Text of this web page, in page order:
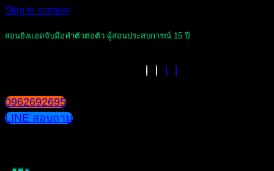
Skip to content
สอนยิงแอดจับมือทำตัวต่อตัว ผู้สอนประสบการณ์ 15 ปี
0962692695
LINE สอบถาม